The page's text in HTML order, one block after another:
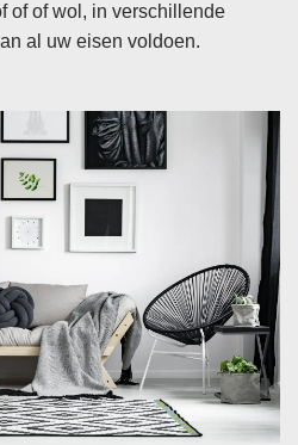
of of wol, in verschillende
al uw eisen voldoen.